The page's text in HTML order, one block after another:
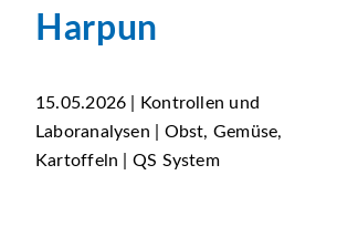
Harpun
15.05.2026 | Kontrollen und
Laboranalysen | Obst, Gemüse,
Kartoffeln | QS System